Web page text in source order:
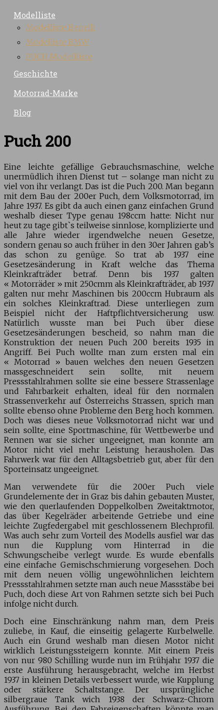
Modelliste
Modelliste Benelli
Modelliste BMW
PUCH Modellliste
Geschichte
Motorrad-Marke
Blog
Puch 200
Eine leichte gefällige Gebrauchsmaschine, welche
unermüdlich ihren Dienst tut – solange man nicht zu
viel von ihr verlangt. Das ist die Puch 200. Man begann
mit dem Bau der 200er Puch, dem Volksmotorrad, im
Jahre 1937. Es gibt da auch einen ganz einfachen Grund
weshalb dieser Type genau 198ccm hatte: Nicht nur
heut zu tage gibt`s teilweise sinnlose, komplizierte und
alle Jahre wieder irgendwelche neuen Gesetze,
sondern genau so auch früher in den 30er Jahren gab’s
das schon zu genüge. So trat ab 1937 eine
Gesetzesänderung in Kraft welche das Thema
Kleinkrafträder betraf. Denn bis 1937 galten
« Motorräder » mit 250cmm als Kleinkrafträder, ab 1937
galten nur mehr Maschinen bis 200ccm Hubraum als
ein solches Kleinkraftrad. Diese unterliegen zum
Beispiel nicht der Haftpflichtversicherung usw.
Natürlich wusste man bei Puch über diese
Gesetzesänderungen bescheid, so nahm man die
Konstruktion der neuen Puch 200 bereits 1935 in
Angriff. Bei Puch wollte man zum ersten mal ein
« Motorrad » bauen welches den neuen Gesetzen
massgeschneidert sein sollte, mit neuem
Pressstahlrahmen sollte sie eine bessere Strassenlage
und Fahrbarkeit erhalten, ideal für den normalen
Strassenverkehr auf Österreichs Strassen, sprich man
sollte ebenso ohne Probleme den Berg hoch kommen.
Doch was dieses neue Volksmotorrad nicht war und
sein sollte, eine Sportmaschine, für Wettbewerbe und
Rennen war sie sicher ungeeignet, man konnte am
Motor nicht viel mehr Leistung herausholen. Das
Fahrwerk war für den Alltagsbetrieb gut, aber für den
Sporteinsatz ungeeignet.
Man verwendete für die 200er Puch viele
Grundelemente der in Graz bis dahin gebauten Muster,
wie den querlaufenden Doppelkolben Zweitaktmotor,
das über Kegelräder arbeitende Getriebe und eine
leichte Zugfedergabel mit geschlossenem Blechprofil.
Was auch sehr zum Vorteil des Modells ausfiel war das
nun die Kupplung vom Hinterrad in die
Schwungscheibe verlegt wurde. Es wurde ebenfalls
eine einfache Gemischschmierung vorgesehen. Doch
mit dem neuen völlig ungewöhnlichen leichtem
Pressstahlrahmen setzte man auch neue Massstäbe bei
Puch, doch diese Art von Rahmen setzte sich bei Puch
infolge nicht durch.
Doch eine Einschränkung nahm man, dem Preis
zuliebe, in Kauf, die einseitig gelagerte Kurbelwelle.
Auch ein Grund weshalb man diesen Motor nicht
wirklich Leistungssteigern konnte. Mit einem Preis
von nur 980 Schilling wurde nun im Frühjahr 1937 die
erste Ausführung herausgebracht, welche im Herbst
1937 in kleinen Details verbessert wurde, wie Kupplung
oder stärkere Schaltstange. Der ursprüngliche
silbergraue Tank wich 1938 der Schwarz-Chrom